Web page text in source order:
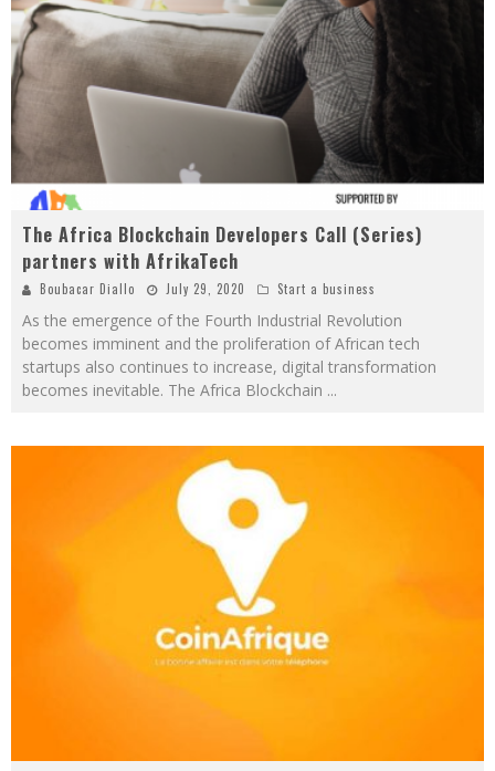
The Africa Blockchain Developers Call (Series)
partners with AfrikaTech
Boubacar Diallo July 29, 2020 Start a business
As the emergence of the Fourth Industrial Revolution
becomes imminent and the proliferation of African tech
startups also continues to increase, digital transformation
becomes inevitable. The Africa Blockchain ...